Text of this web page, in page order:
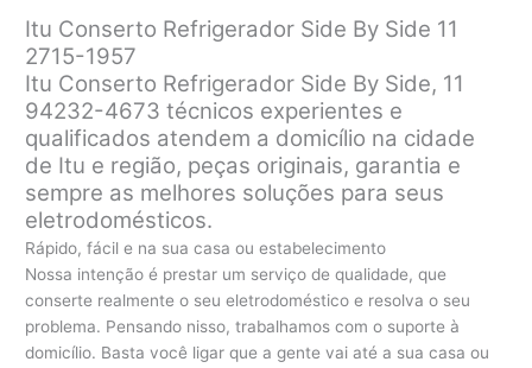
Itu Conserto Refrigerador Side By Side 11
2715-1957
Itu Conserto Refrigerador Side By Side, 11
94232-4673 técnicos experientes e
qualificados atendem a domicílio na cidade
de Itu e região, peças originais, garantia e
sempre as melhores soluções para seus
eletrodomésticos.
Rápido, fácil e na sua casa ou estabelecimento
Nossa intenção é prestar um serviço de qualidade, que
conserte realmente o seu eletrodoméstico e resolva o seu
problema. Pensando nisso, trabalhamos com o suporte à
domicílio. Basta você ligar que a gente vai até a sua casa ou